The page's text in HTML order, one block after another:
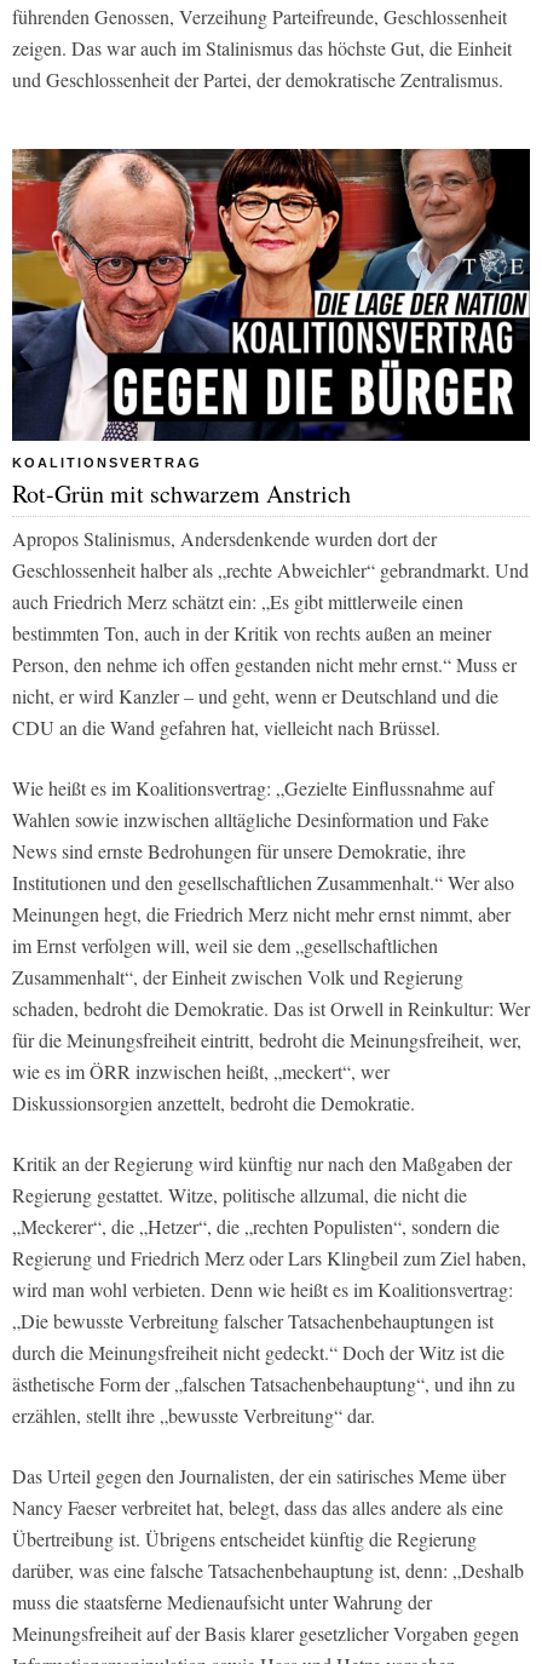
führenden Genossen, Verzeihung Parteifreunde, Geschlossenheit
zeigen. Das war auch im Stalinismus das höchste Gut, die Einheit
und Geschlossenheit der Partei, der demokratische Zentralismus.
KOALITIONSVERTRAG
Rot-Grün mit schwarzem Anstrich
Apropos Stalinismus, Andersdenkende wurden dort der
Geschlossenheit halber als „rechte Abweichler“ gebrandmarkt. Und
auch Friedrich Merz schätzt ein: „Es gibt mittlerweile einen
bestimmten Ton, auch in der Kritik von rechts außen an meiner
Person, den nehme ich offen gestanden nicht mehr ernst.“ Muss er
nicht, er wird Kanzler – und geht, wenn er Deutschland und die
CDU an die Wand gefahren hat, vielleicht nach Brüssel.
Wie heißt es im Koalitionsvertrag: „Gezielte Einflussnahme auf
Wahlen sowie inzwischen alltägliche Desinformation und Fake
News sind ernste Bedrohungen für unsere Demokratie, ihre
Institutionen und den gesellschaftlichen Zusammenhalt.“ Wer also
Meinungen hegt, die Friedrich Merz nicht mehr ernst nimmt, aber
im Ernst verfolgen will, weil sie dem „gesellschaftlichen
Zusammenhalt“, der Einheit zwischen Volk und Regierung
schaden, bedroht die Demokratie. Das ist Orwell in Reinkultur: Wer
für die Meinungsfreiheit eintritt, bedroht die Meinungsfreiheit, wer,
wie es im ÖRR inzwischen heißt, „meckert“, wer
Diskussionsorgien anzettelt, bedroht die Demokratie.
Kritik an der Regierung wird künftig nur nach den Maßgaben der
Regierung gestattet. Witze, politische allzumal, die nicht die
„Meckerer“, die „Hetzer“, die „rechten Populisten“, sondern die
Regierung und Friedrich Merz oder Lars Klingbeil zum Ziel haben,
wird man wohl verbieten. Denn wie heißt es im Koalitionsvertrag:
„Die bewusste Verbreitung falscher Tatsachenbehauptungen ist
durch die Meinungsfreiheit nicht gedeckt.“ Doch der Witz ist die
ästhetische Form der „falschen Tatsachenbehauptung“, und ihn zu
erzählen, stellt ihre „bewusste Verbreitung“ dar.
Das Urteil gegen den Journalisten, der ein satirisches Meme über
Nancy Faeser verbreitet hat, belegt, dass das alles andere als eine
Übertreibung ist. Übrigens entscheidet künftig die Regierung
darüber, was eine falsche Tatsachenbehauptung ist, denn: „Deshalb
muss die staatsferne Medienaufsicht unter Wahrung der
Meinungsfreiheit auf der Basis klarer gesetzlicher Vorgaben gegen